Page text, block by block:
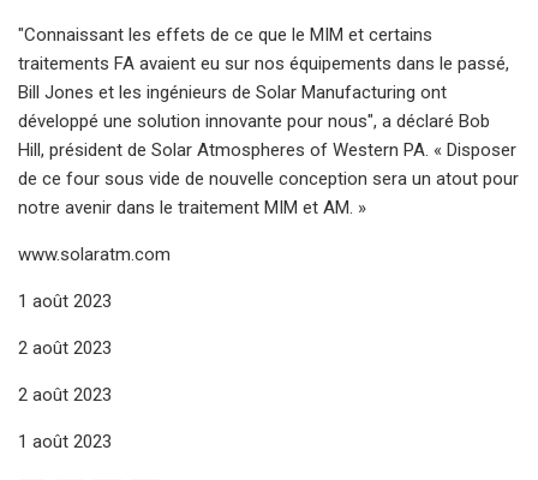
"Connaissant les effets de ce que le MIM et certains
traitements FA avaient eu sur nos équipements dans le passé,
Bill Jones et les ingénieurs de Solar Manufacturing ont
développé une solution innovante pour nous", a déclaré Bob
Hill, président de Solar Atmospheres of Western PA. « Disposer
de ce four sous vide de nouvelle conception sera un atout pour
notre avenir dans le traitement MIM et AM. »
www.solaratm.com
1 août 2023
2 août 2023
2 août 2023
1 août 2023